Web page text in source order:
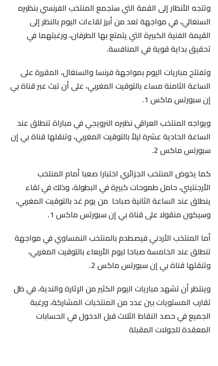
وتتجه الأنظار إلى القمة التي ستجمع المنتخب الفرنسي بنظيره
السنغالي، في مواجهة تعد من أبرز لقاءات اليوم بالنظر إلى
القيمة الفنية الكبيرة التي يتمتع بها الطرفان، ورغبتهما في
تحقيق بداية قوية في المنافسة.
وتفتتح مباريات اليوم بمواجهة فرنسا والسنغال، المقررة على
الساعة الثامنة مساء بالتوقيت المغربي، على أن تبث عبر قناة بي
إن سبورتس ماكس 1.
ويواجه المنتخب العراقي نظيره النرويجي في مباراة تنطلق عند
الساعة الحادية عشرة ليلاً بالتوقيت المغربي، وتنقلها قناة بي إن
سبورتس ماكس 2.
كما يخوض المنتخب الجزائري اختبارا صعبا أمام المنتخب
الأرجنتيني، حامل طموحات كبيرة في البطولة، وذلك في لقاء
ينطلق عند الساعة الثانية صباحا من يوم غد بالتوقيت المغربي،
وسيكون منقولا على قناة بي إن سبورتس ماكس 1.
أما المنتخب الأردني فيصطدم بالمنتخب النمساوي في مواجهة
تنطلق عند الخامسة صباحا ليوم الأربعاء بالتوقيت المغربي،
وتنقلها قناة بي إن سبورتس ماكس 2.
وينتظر أن تشهد مباريات اليوم الكثير من الإثارة والندية، في ظل
تقارب المستويات بين عدد من المنتخبات المشاركة، ورغبة
الجميع في حصد النقاط الثلاث قبل الدخول في الحسابات
المعقدة للجولات المقبلة